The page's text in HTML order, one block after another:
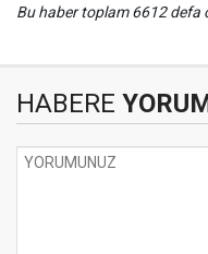
Bu haber toplam 6612 defa
HABERE